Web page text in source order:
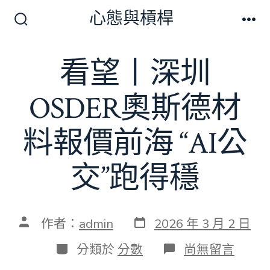
心態與槓桿
看望丨深圳
OSDER奧斯德材
料報價前海 “AI公
交”跑得穩
文 作者： admin 發
表
日
期
2026 年 3 月 2 日
分
類
分類於 分數 在
〈看
尚無留言